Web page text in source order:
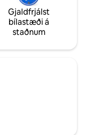
Gjaldfrjálst
bílastæði á
staðnum